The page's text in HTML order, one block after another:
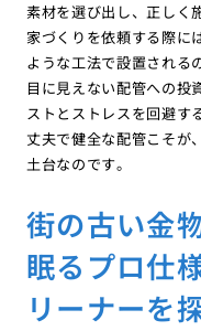
素材を選び出し、正しく
家づくりを依頼する際に
ような工法で設置される
目に見えない配管への投
ストとストレスを回避す
丈夫で健全な配管こそが
土台なのです。
街の古い金
眠るプロ仕
リーナーを